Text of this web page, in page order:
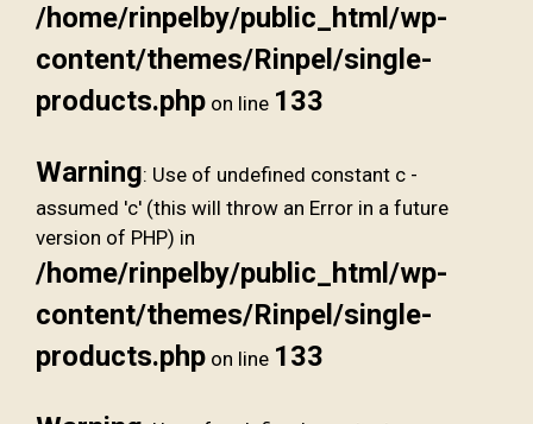
/home/rinpelby/public_html/wp-
content/themes/Rinpel/single-
products.php on line 133
Warning: Use of undefined constant c -
assumed 'c' (this will throw an Error in a future
version of PHP) in
/home/rinpelby/public_html/wp-
content/themes/Rinpel/single-
products.php on line 133